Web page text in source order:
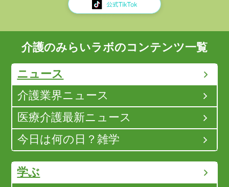
介護のみらいラボのコンテンツ一覧
ニュース
介護業界ニュース
医療介護最新ニュース
今日は何の日？雑学
学ぶ